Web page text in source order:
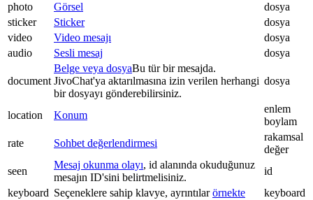
photo
Görsel
dosya
sticker
Sticker
dosya
video
Video mesajı
dosya
audio
Sesli mesaj dosya
document
Belge veya dosyaBu tür bir mesajda.
JivoChat'ya aktarılmasına izin verilen herhangi
bir dosyayı gönderebilirsiniz.
dosya
location Konum
enlem
boylam
rate
Sohbet değerlendirmesi
rakamsal
değer
seen
Mesaj okunma olayı, id alanında okuduğunuz
mesajın ID'sini belirtmelisiniz.
id
keyboard Seçeneklere sahip klavye, ayrıntılarörnekte keyboard